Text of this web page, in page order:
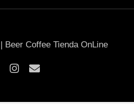
Beer Coffee Tienda OnLine